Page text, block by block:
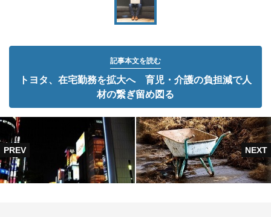
記事本文を読む
トヨタ、在宅勤務を拡大へ 育児・介護の負担減で人
材の繋ぎ留め図る